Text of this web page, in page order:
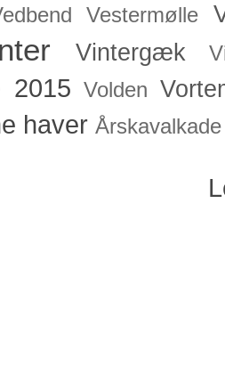
Vestermølle
Vintergæk
2015 Volden
haver Årskavalkade